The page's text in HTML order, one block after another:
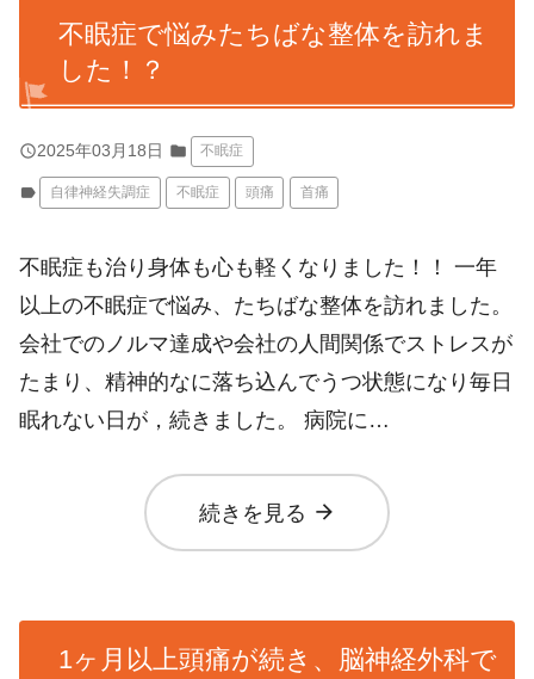
不眠症で悩みたちばな整体を訪れま
した！？
query_builder2025年03月18日 folder 不眠症
label 自律神経失調症 不眠症 頭痛 首痛
不眠症も治り身体も心も軽くなりました！！ 一年
以上の不眠症で悩み、たちばな整体を訪れました。
会社でのノルマ達成や会社の人間関係でストレスが
たまり、精神的なに落ち込んでうつ状態になり毎日
眠れない日が，続きました。 病院に…
続きを見る arrow_forward
1ヶ月以上頭痛が続き、脳神経外科で